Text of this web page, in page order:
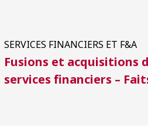
SERVICES FINANCIERS ET F&A
Fusions et acquisitions
services financiers –